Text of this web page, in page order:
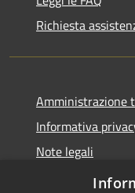
Richiesta
Amministrazione
Informativa
Note legali
Dichiarazione di